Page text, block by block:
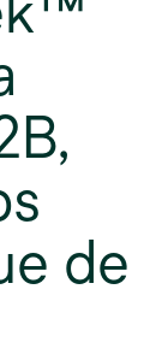
de